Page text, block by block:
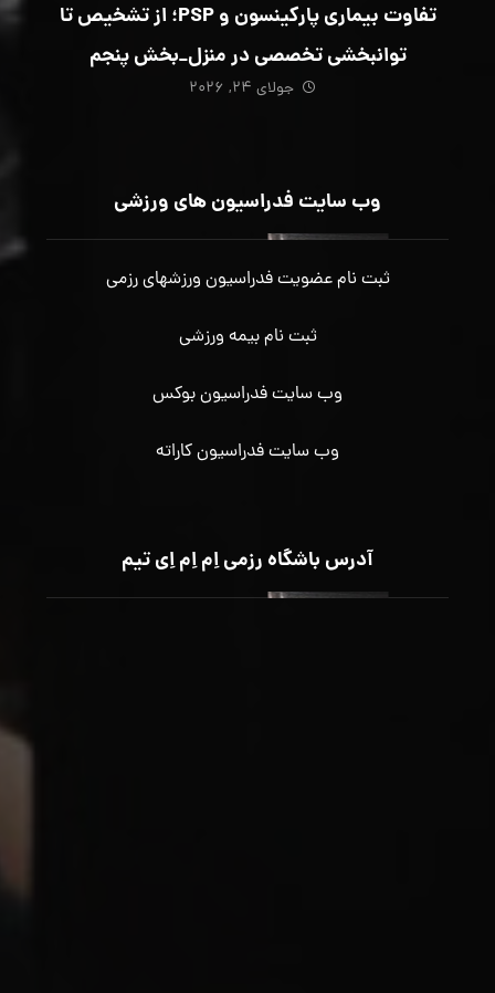
تفاوت بیماری پارکینسون و PSP؛ از تشخیص تا
توانبخشی تخصصی در منزل_بخش پنجم
جولای ۲۴, ۲۰۲۶
وب سایت فدراسیون های ورزشی
ثبت نام عضویت فدراسیون ورزشهای رزمی
ثبت نام بیمه ورزشی
وب سایت فدراسیون بوکس
وب سایت فدراسیون کاراته
آدرس باشگاه رزمی اِم اِم اِی تیم